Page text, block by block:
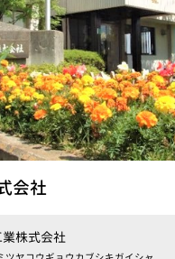
会社
株式会社